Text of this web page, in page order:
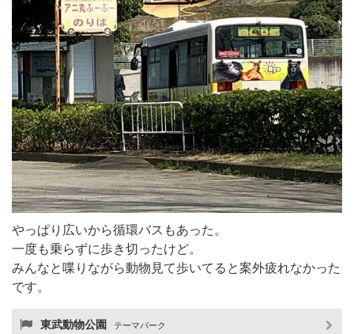
やっぱり広いから循環バスもあった。
一度も乗らずに歩き切ったけど。
みんなと喋りながら動物見て歩いてると案外疲れなかった
です。
東武動物公園 テーマパーク